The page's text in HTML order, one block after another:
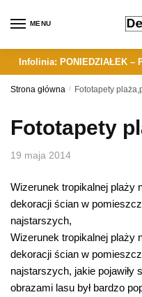
MENU
Infolinia: PONIEDZIAŁEK –
Strona główna / Fototapety
Fototapety
19 maja 2014
Wizerunek tropikalnej plaży
dekoracji ścian w
najstarszych,
Wizerunek tropikalnej plaży
dekoracji ścian w
najstarszych, jakie pojawiły
obrazami lasu był bardzo